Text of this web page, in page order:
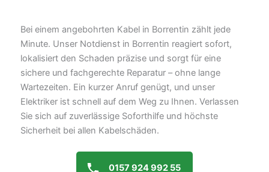
Bei einem angebohrten Kabel in Borrentin zählt jede
Minute. Unser Notdienst in Borrentin reagiert sofort,
lokalisiert den Schaden präzise und sorgt für eine
sichere und fachgerechte Reparatur – ohne lange
Wartezeiten. Ein kurzer Anruf genügt, und unser
Elektriker ist schnell auf dem Weg zu Ihnen. Verlassen
Sie sich auf zuverlässige Soforthilfe und höchste
Sicherheit bei allen Kabelschäden.
0157 924 992 55